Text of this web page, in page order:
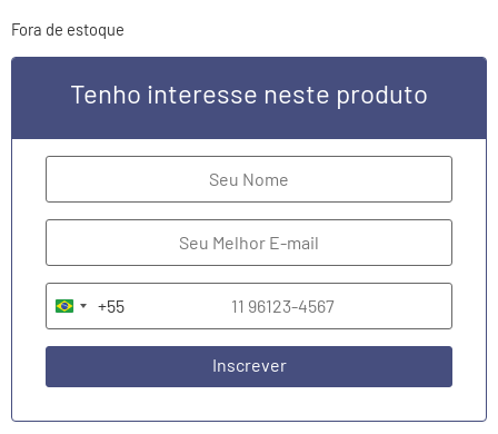
Fora de estoque
Tenho interesse neste produto
Brazil +55
+55
Inscrever